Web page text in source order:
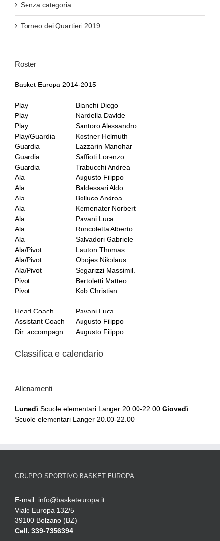
Senza categoria
Torneo dei Quartieri 2019
Roster
Basket Europa 2014-2015
Play
Bianchi Diego
Play
Nardella Davide
Play
Santoro Alessandro
Play/Guardia
Kostner Helmuth
Guardia
Lazzarin Manohar
Guardia
Saffioti Lorenzo
Guardia
Trabucchi Andrea
Ala
Augusto Filippo
Ala
Baldessari Aldo
Ala
Belluco Andrea
Ala
Kemenater Norbert
Ala
Pavani Luca
Ala
Roncoletta Alberto
Ala
Salvadori Gabriele
Ala/Pivot
Lauton Thomas
Ala/Pivot
Obojes Nikolaus
Ala/Pivot
Segarizzi Massimil.
Pivot
Bertoletti Matteo
Pivot
Kob Christian
Head Coach
Pavani Luca
Assistant Coach
Augusto Filippo
Dir. accompagn.
Augusto Filippo
Classifica e calendario
Allenamenti
Lunedì Scuole elementari Langer 20.00-22.00 Giovedì
Scuole elementari Langer 20.00-22.00
GRUPPO SPORTIVO BASKET EUROPA
E-mail: info@basketeuropa.it
Viale Europa 132/5
39100 Bolzano (BZ)
Cell. 339-7356394